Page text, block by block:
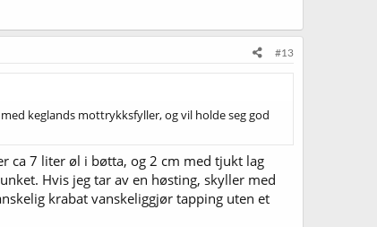
#13
keglands mottrykksfyller, og vil holde seg god
ca 7 liter øl i bøtta, og 2 cm med tjukt lag
Hvis jeg tar av en høsting, skyller med
krabat vanskeliggjør tapping uten et